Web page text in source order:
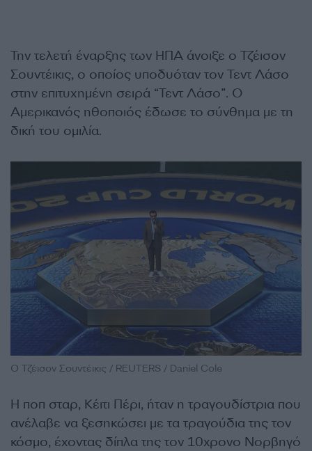
Την τελετή έναρξης των ΗΠΑ άνοιξε ο Τζέισον
Σουντέικις, ο οποίος υποδυόταν τον Τεντ Λάσο
στην επιτυχημένη σειρά “Τεντ Λάσο”. Ο
Αμερικανός ηθοποιός έδωσε το σύνθημα με τη
δική του ομιλία.
Ο Τζέισον Σουντέικις / REUTERS / Daniel Cole
Η ποπ σταρ, Κέιτι Πέρι, ήταν η τραγουδίστρια που
ανέλαβε να ξεσηκώσει με τα τραγούδια της τον
κόσμο, έχοντας δίπλα της τον 10χρονο Νορβηγό